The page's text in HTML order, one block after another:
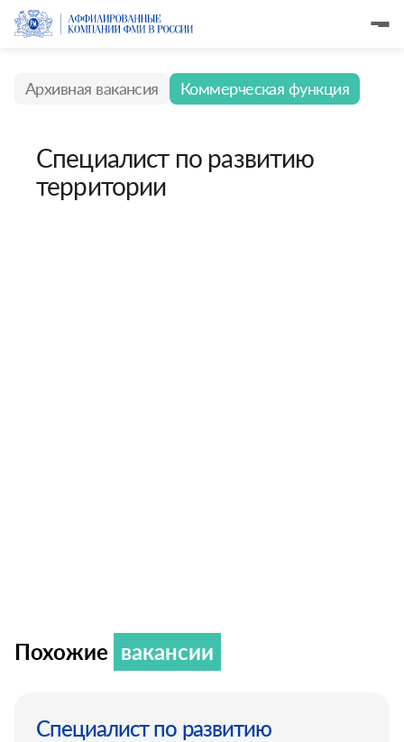
Архивная вакансия Коммерческая функция
Специалист по развитию
территории
Похожие вакансии
Специалист по развитию